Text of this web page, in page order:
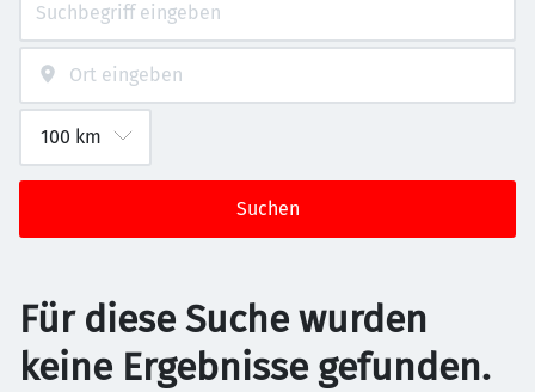
Suchen
Für diese Suche wurden
keine Ergebnisse gefunden.